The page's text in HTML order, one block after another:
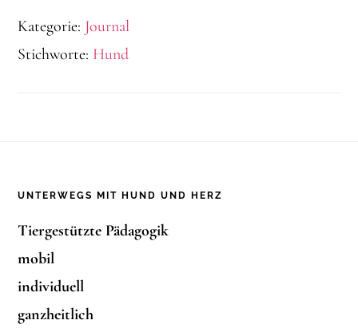
Kategorie: Journal
Stichworte: Hund
UNTERWEGS MIT HUND UND HERZ
Tiergestützte Pädagogik
mobil
individuell
ganzheitlich